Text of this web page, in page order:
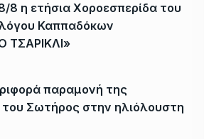
8 η ετήσια Χοροεσπερίδα του
Καππαδόκων
ΤΣΑΡΙΚΛΙ»
παραμονή της
Σωτήρος στην ηλιόλουστη